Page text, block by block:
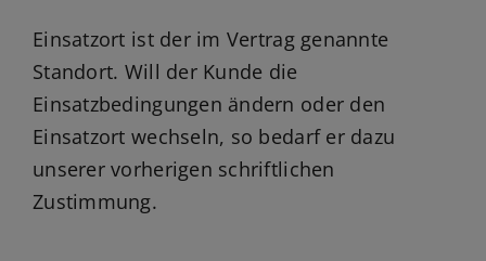
Einsatzort ist der im Vertrag genannte
Standort. Will der Kunde die
Einsatzbedingungen ändern oder den
Einsatzort wechseln, so bedarf er dazu
unserer vorherigen schriftlichen
Zustimmung.